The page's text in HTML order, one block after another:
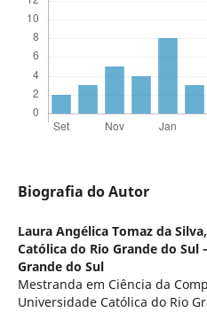
Biografia do Autor
Laura Angélica Tomaz da Silva,
Católica do Rio Grande do Sul
Grande do Sul
Mestranda em Ciência da
Universidade Católica do Rio